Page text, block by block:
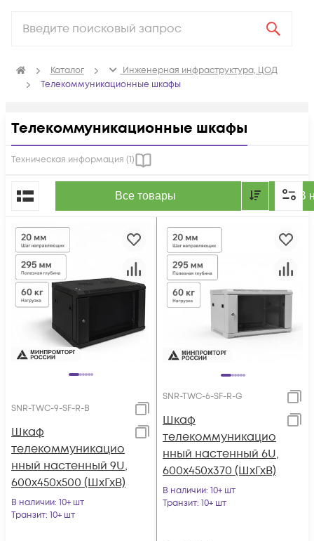
Каталог
Инженерная инфраструктура, ЦОД
Телекоммуникационные шкафы
Телекоммуникационные шкафы
Техническая информация (1)
Все товары В
По популярности
SNR-TWC-9-SF-R-B
Шкаф
телекоммуникацио
нный настенный 9U,
600х450х500 (ШхГхВ)
В наличии: 10+ шт
Транзит: 10+ шт
SNR-TWC-6-SF-R-G
Шкаф
телекоммуникацио
нный настенный 6U,
600х450х370 (ШхГхВ)
В наличии: 10+ шт
Транзит: 10+ шт